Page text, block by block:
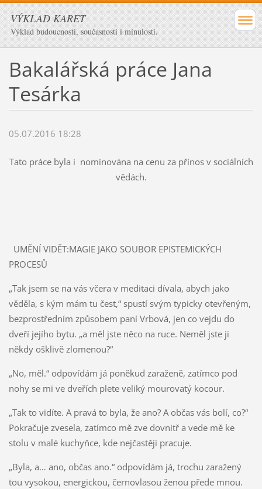
VÝKLAD KARET
Výklad budoucnosti, současnosti i minulosti.
Bakalářská práce Jana
Tesárka
05.07.2016 18:28
Tato práce byla i nominována na cenu za přínos v sociálních
vědách.
UMĚNÍ VIDĚT:MAGIE JAKO SOUBOR EPISTEMICKÝCH
PROCESŮ
„Tak jsem se na vás včera v meditaci dívala, abych jako
věděla, s kým mám tu čest,“ spustí svým typicky otevřeným,
bezprostředním způsobem paní Vrbová, jen co vejdu do
dveří jejího bytu. „a měl jste něco na ruce. Neměl jste ji
někdy ošklivě zlomenou?“
„No, měl.“ odpovídám já poněkud zaraženě, zatímco pod
nohy se mi ve dveřích plete veliký mourovatý kocour.
„Tak to vidíte. A pravá to byla, že ano? A občas vás bolí, co?“
Pokračuje zvesela, zatímco mě zve dovnitř a vede mě ke
stolu v malé kuchyňce, kde nejčastěji pracuje.
„Byla, a… ano, občas ano.“ odpovídám já, trochu zaražený
tou vysokou, energickou, černovlasou ženou přede mnou.